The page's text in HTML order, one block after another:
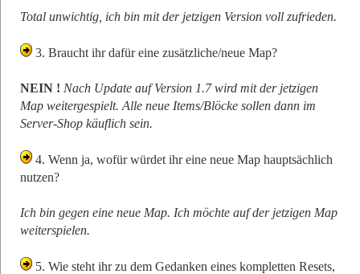
Total unwichtig, ich bin mit der jetzigen Version voll zufrieden.
3. Braucht ihr dafür eine zusätzliche/neue Map?
NEIN ! Nach Update auf Version 1.7 wird mit der jetzigen
Map weitergespielt. Alle neue Items/Blöcke sollen dann im
Server-Shop käuflich sein.
4. Wenn ja, wofür würdet ihr eine neue Map hauptsächlich
nutzen?
Ich bin gegen eine neue Map. Ich möchte auf der jetzigen Map
weiterspielen.
5. Wie steht ihr zu dem Gedanken eines kompletten Resets,